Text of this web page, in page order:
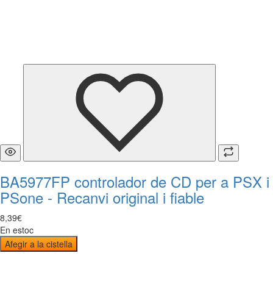
BA5977FP controlador de CD per a PSX i
PSone - Recanvi original i fiable
8,39€
En estoc
Afegir a la cistella